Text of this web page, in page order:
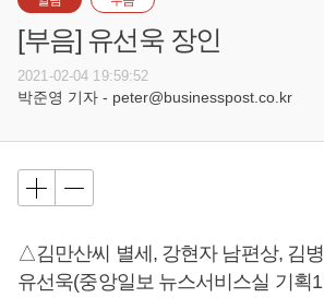
[부음] 유선욱 장인
2021-02-04 19:59:52
박준영 기자 - peter@businesspost.co.kr
△김만산씨 별세, 강현자 남편상, 김
유선욱(중앙일보 뉴스서비스실 기획